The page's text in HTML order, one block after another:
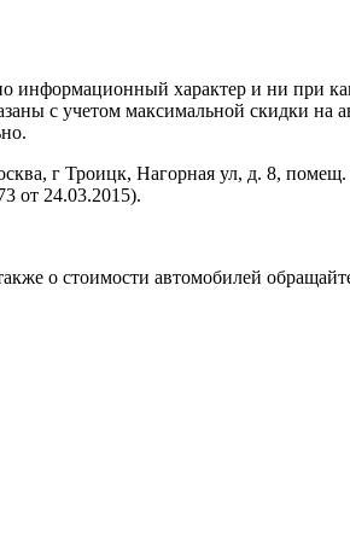
характер и ни при
с учетом максимальной скидки
Троицк, Нагорная ул, д. 8, помещ.
от 24.03.2015).
о стоимости автомобилей